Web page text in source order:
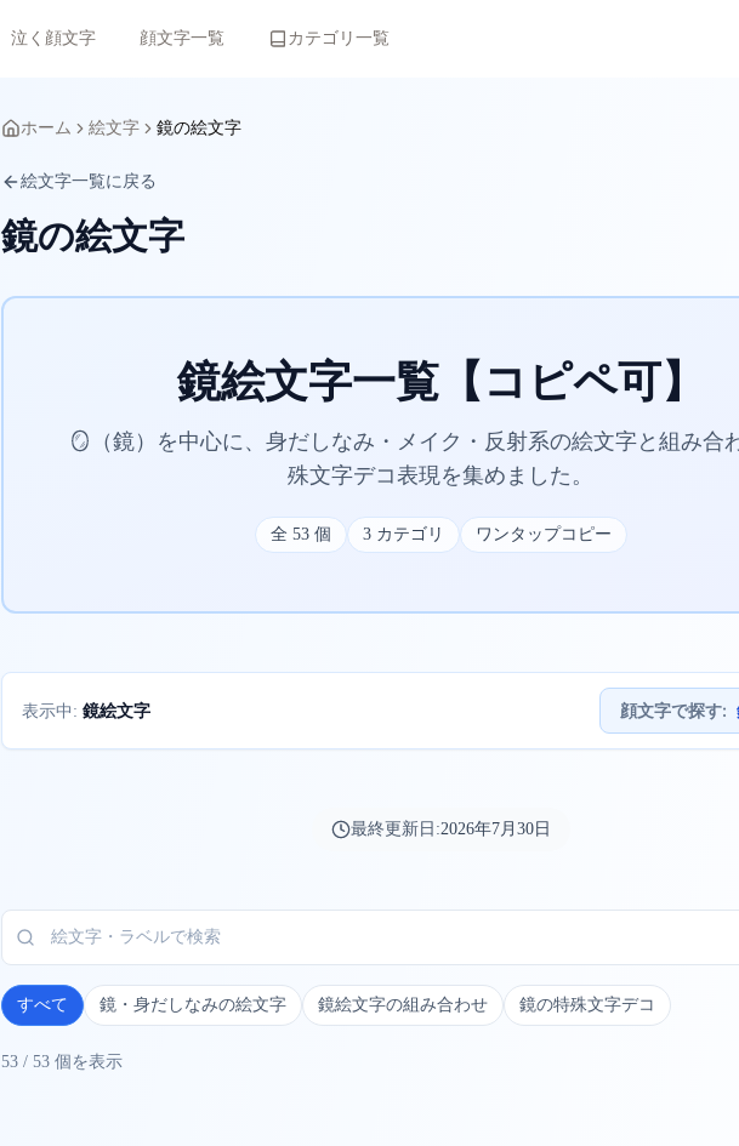
泣く顔文字 顔文字一覧 カテゴリ一覧
ホーム 絵文字 鏡の絵文字
絵文字一覧に戻る
鏡の絵文字
鏡絵文字一覧【コピペ可】
🪞（鏡）を中心に、身だしなみ・メイク・反射系の絵文字と組み合
殊文字デコ表現を集めました。
全 53個 3カテゴリ ワンタップコピー
表示中: 鏡絵文字 顔文字で探す:
最終更新日:2026年7月30日
すべて 鏡・身だしなみの絵文字 鏡絵文字の組み合わせ 鏡の特殊文字デコ
53 / 53 個を表示